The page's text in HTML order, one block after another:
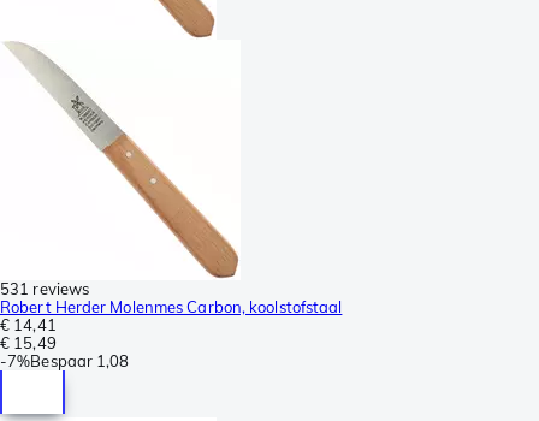
531 reviews
Robert Herder Molenmes Carbon, koolstofstaal
€ 14,41
€ 15,49
-7%Bespaar 1,08